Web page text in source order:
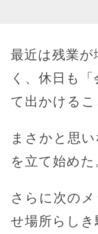
最近は残業
く、休日も
て出かけるこ
まさかと思
を立て始めた
さらに次の
せ場所らし